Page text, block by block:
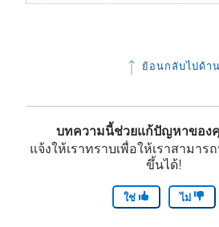
ย้อนกลับไปด้า
บทความนี้ช่วยแก้ปัญหาของ
แจ้งให้เราทราบเพื่อให้เราสามาร
ขึ้นได้!
ใช่ ไม่